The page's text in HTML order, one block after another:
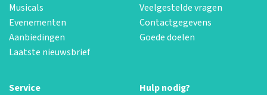
Musicals
Evenementen
Aanbiedingen
Laatste nieuwsbrief
Veelgestelde vragen
Contactgegevens
Goede doelen
Service
Hulp nodig?